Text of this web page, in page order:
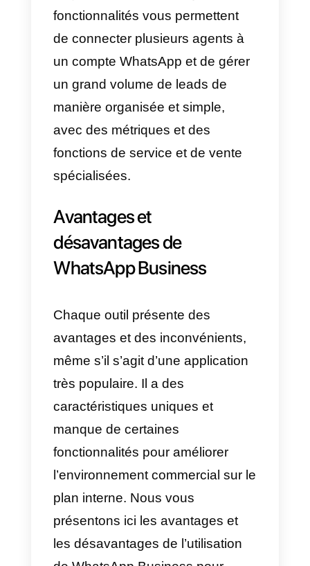
WhatsApp Business est une
application de messagerie
conçue comme une alternative à
WhatsApp pour les entreprises.
Cette application a été
développée avec des
l’application normale, afin que les
entreprises puissent l’utiliser pour
d’assistance, ainsi que pour
promouvoir leurs produits ou
services.
Cette application offre des
fonctionnalités intéressantes,
comme uncatalogue de produits
Cependant, elle présente aussi
des inconvénients. Bien que
puissiez vendre par le biais de